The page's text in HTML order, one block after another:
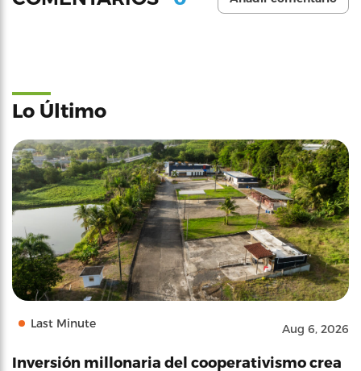
Lo Último
Last Minute Aug 6, 2026
Inversión millonaria del cooperativismo crea